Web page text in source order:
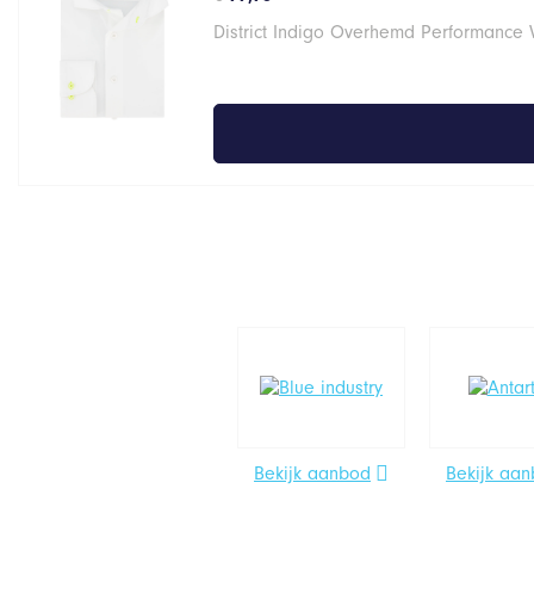
District Indigo Overhemd Performance
Bekijk aanbod Bekijk